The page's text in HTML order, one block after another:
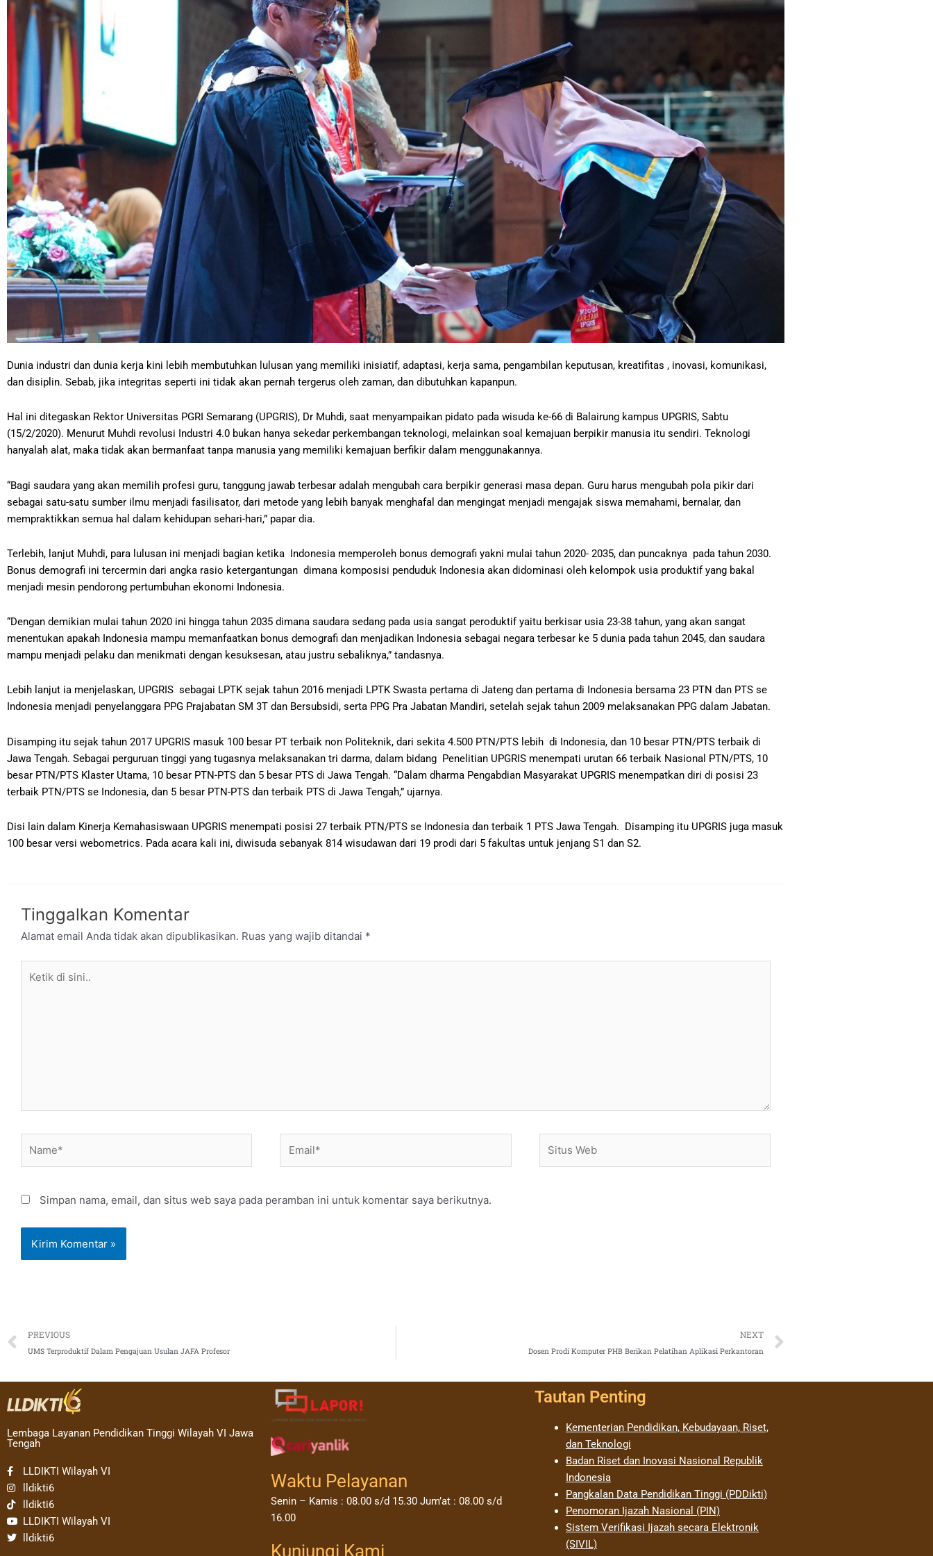
Dunia industri dan dunia kerja kini lebih membutuhkan lulusan yang memiliki inisiatif, adaptasi, kerja sama, pengambilan keputusan, kreatifitas , inovasi, komunikasi,
dan disiplin. Sebab, jika integritas seperti ini tidak akan pernah tergerus oleh zaman, dan dibutuhkan kapanpun.
Hal ini ditegaskan Rektor Universitas PGRI Semarang (UPGRIS), Dr Muhdi, saat menyampaikan pidato pada wisuda ke-66 di Balairung kampus UPGRIS, Sabtu
(15/2/2020). Menurut Muhdi revolusi Industri 4.0 bukan hanya sekedar perkembangan teknologi, melainkan soal kemajuan berpikir manusia itu sendiri. Teknologi
hanyalah alat, maka tidak akan bermanfaat tanpa manusia yang memiliki kemajuan berfikir dalam menggunakannya.
“Bagi saudara yang akan memilih profesi guru, tanggung jawab terbesar adalah mengubah cara berpikir generasi masa depan. Guru harus mengubah pola pikir dari
sebagai satu-satu sumber ilmu menjadi fasilisator, dari metode yang lebih banyak menghafal dan mengingat menjadi mengajak siswa memahami, bernalar, dan
mempraktikkan semua hal dalam kehidupan sehari-hari,” papar dia.
Terlebih, lanjut Muhdi, para lulusan ini menjadi bagian ketika Indonesia memperoleh bonus demografi yakni mulai tahun 2020- 2035, dan puncaknya pada tahun 2030.
Bonus demografi ini tercermin dari angka rasio ketergantungan dimana komposisi penduduk Indonesia akan didominasi oleh kelompok usia produktif yang bakal
menjadi mesin pendorong pertumbuhan ekonomi Indonesia.
“Dengan demikian mulai tahun 2020 ini hingga tahun 2035 dimana saudara sedang pada usia sangat peroduktif yaitu berkisar usia 23-38 tahun, yang akan sangat
menentukan apakah Indonesia mampu memanfaatkan bonus demografi dan menjadikan Indonesia sebagai negara terbesar ke 5 dunia pada tahun 2045, dan saudara
mampu menjadi pelaku dan menikmati dengan kesuksesan, atau justru sebaliknya,” tandasnya.
Lebih lanjut ia menjelaskan, UPGRIS sebagai LPTK sejak tahun 2016 menjadi LPTK Swasta pertama di Jateng dan pertama di Indonesia bersama 23 PTN dan PTS se
Indonesia menjadi penyelanggara PPG Prajabatan SM 3T dan Bersubsidi, serta PPG Pra Jabatan Mandiri, setelah sejak tahun 2009 melaksanakan PPG dalam Jabatan.
Disamping itu sejak tahun 2017 UPGRIS masuk 100 besar PT terbaik non Politeknik, dari sekita 4.500 PTN/PTS lebih di Indonesia, dan 10 besar PTN/PTS terbaik di
Jawa Tengah. Sebagai perguruan tinggi yang tugasnya melaksanakan tri darma, dalam bidang Penelitian UPGRIS menempati urutan 66 terbaik Nasional PTN/PTS, 10
besar PTN/PTS Klaster Utama, 10 besar PTN-PTS dan 5 besar PTS di Jawa Tengah. “Dalam dharma Pengabdian Masyarakat UPGRIS menempatkan diri di posisi 23
terbaik PTN/PTS se Indonesia, dan 5 besar PTN-PTS dan terbaik PTS di Jawa Tengah,” ujarnya.
Disi lain dalam Kinerja Kemahasiswaan UPGRIS menempati posisi 27 terbaik PTN/PTS se Indonesia dan terbaik 1 PTS Jawa Tengah. Disamping itu UPGRIS juga masuk
100 besar versi webometrics. Pada acara kali ini, diwisuda sebanyak 814 wisudawan dari 19 prodi dari 5 fakultas untuk jenjang S1 dan S2.
Tinggalkan Komentar
Alamat email Anda tidak akan dipublikasikan. Ruas yang wajib ditandai *
Web
Simpan nama, email, dan situs web saya pada peramban ini untuk komentar saya berikutnya.
Prev
PREVIOUS
UMS Terproduktif Dalam Pengajuan Usulan JAFA Profesor
NEXT
Dosen Prodi Komputer PHB Berikan Pelatihan Aplikasi Perkantoran
Lembaga Layanan Pendidikan Tinggi Wilayah VI Jawa
Tengah
LLDIKTI Wilayah VI
lldikti6
lldikti6
LLDIKTI Wilayah VI
lldikti6
Waktu Pelayanan
Senin – Kamis : 08.00 s/d 15.30 Jum’at : 08.00 s/d
16.00
Kunjungi Kami
Tautan Penting
Kementerian Pendidikan, Kebudayaan, Riset,
dan Teknologi
Badan Riset dan Inovasi Nasional Republik
Indonesia
Pangkalan Data Pendidikan Tinggi (PDDikti)
Penomoran Ijazah Nasional (PIN)
Sistem Verifikasi Ijazah secara Elektronik
(SIVIL)